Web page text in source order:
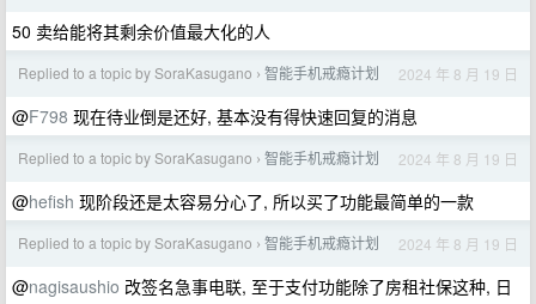
50 卖给能将其剩余价值最大化的人
Replied to a topic by SoraKasugano › 智能手机戒瘾计划 2024 年 8 月 19 日
@F798 现在待业倒是还好, 基本没有得快速回复的消息
Replied to a topic by SoraKasugano › 智能手机戒瘾计划 2024 年 8 月 19 日
@hefish 现阶段还是太容易分心了, 所以买了功能最简单的一款
Replied to a topic by SoraKasugano › 智能手机戒瘾计划 2024 年 8 月 19 日
@nagisaushio 改签名急事电联, 至于支付功能除了房租社保这种, 日